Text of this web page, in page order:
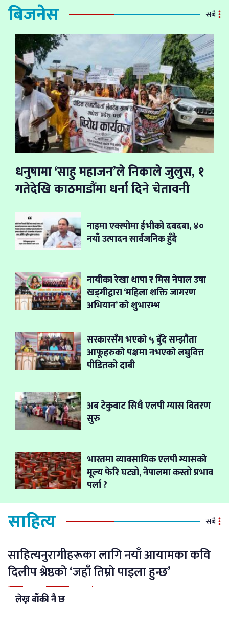
बिजनेस सबै
धनुषामा ‘साहु महाजन’ले निकाले जुलुस, १
गतेदेखि काठमाडौंमा धर्ना दिने चेतावनी
नाइमा एक्स्पोमा ईभीको दबदबा, ४०
नयाँ उत्पादन सार्वजनिक हुँदै
नायीका रेखा थापा र मिस नेपाल उषा
खड्गीद्वारा ‘महिला शक्ति जागरण
अभियान’ को शुभारम्भ
सरकारसँग भएको ५ बुँदे सम्झौता
आफूहरुको पक्षमा नभएको लघुवित्त
पीडितको दाबी
अब टेकुबाट सिधै एलपी ग्यास वितरण
सुरु
भारतमा व्यावसायिक एलपी ग्यासको
मूल्य फेरि घट्यो, नेपालमा कस्तो प्रभाव
पर्ला ?
साहित्य सबै
साहित्यनुरागीहरूका लागि नयाँ आयामका कवि
दिलीप श्रेष्ठको ‘जहाँ तिम्रो पाइला हुन्छ’
लेख्न बाँकी नै छ